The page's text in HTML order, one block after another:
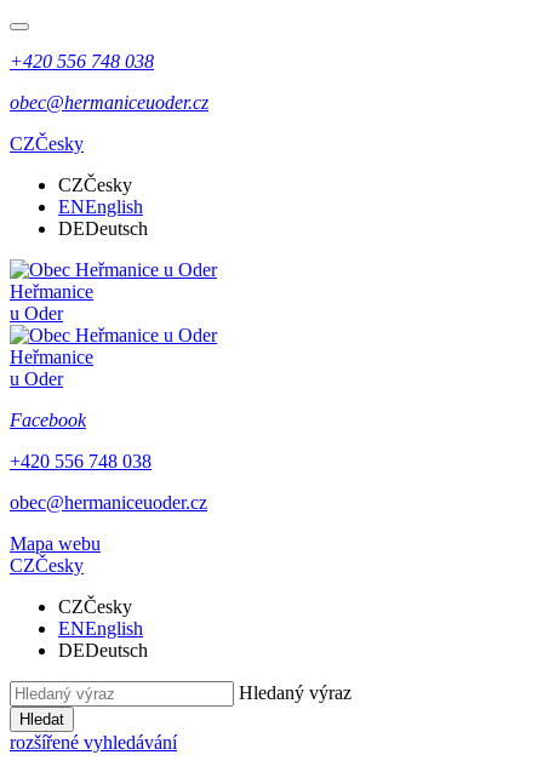
+420 556 748 038
obec@hermaniceuoder.cz
CZČesky
CZČesky
ENEnglish
DEDeutsch
Heřmanice
u Oder
Heřmanice
u Oder
Facebook
+420 556 748 038
obec@hermaniceuoder.cz
Mapa webu
CZČesky
CZČesky
ENEnglish
DEDeutsch
Hledaný výraz
Hledat
rozšířené vyhledávání